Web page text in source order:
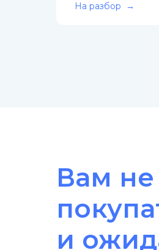
На разбор
Вам
и